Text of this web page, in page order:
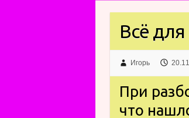
Всё
Игорь
При
что